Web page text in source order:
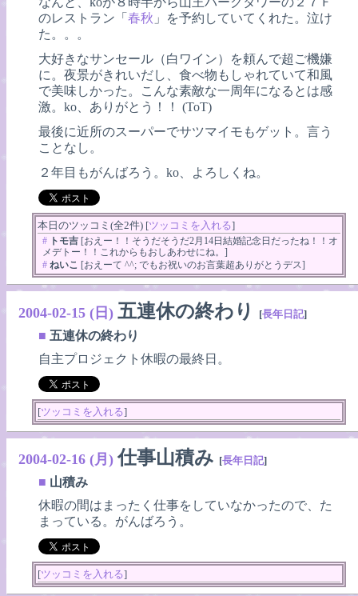
のレストラン「春秋 」を予約していてくれた。泣け
た。。。
大好きなサンセール（白ワイン）を頼んで超ご機嫌
に。夜景がきれいだし、食べ物もしゃれていて和風
で美味しかった。こんな素敵な一周年になるとは感
激。ko、ありがとう！！ (ToT)
最後に近所のスーパーでサツマイモもゲット。言う
ことなし。
２年目もがんばろう。ko、よろしくね。
本日のツッコミ(全2件) [ツッコミを入れる]
# トモ吉 [おえー！！そうだそうだ2月14日結婚記念日だったね！！オ
メデトー！！これからもおしあわせにね。]
# ねいこ [おえーて ^^; でもお祝いのお言葉超ありがとうデス]
2004-02-15 (日) 五連休の終わり [長年日記]
■ 五連休の終わり
自主プロジェクト休暇の最終日。
[ツッコミを入れる]
2004-02-16 (月) 仕事山積み [長年日記]
■ 山積み
休暇の間はまったく仕事をしていなかったので、た
まっている。がんばろう。
[ツッコミを入れる]